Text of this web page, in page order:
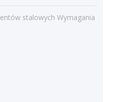
stalowych Wymagania